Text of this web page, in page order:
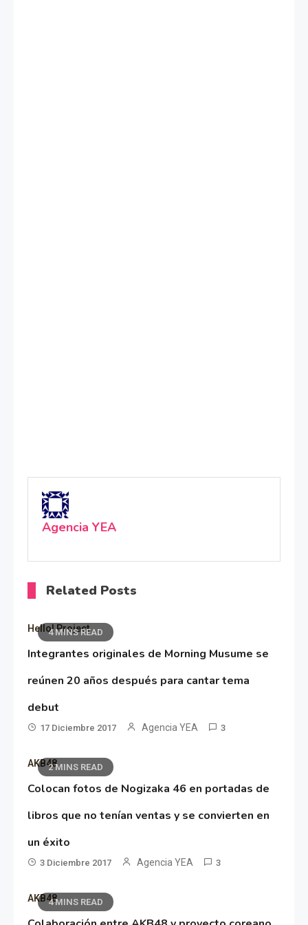
Agencia YEA
Related Posts
4 MINS READ
Hello! Project
Integrantes originales de Morning Musume se
reúnen 20 años después para cantar tema
debut
17 Diciembre 2017 Agencia YEA 3
2 MINS READ
AKB48
Colocan fotos de Nogizaka 46 en portadas de
libros que no tenían ventas y se convierten en
un éxito
3 Diciembre 2017 Agencia YEA 3
4 MINS READ
AKB48